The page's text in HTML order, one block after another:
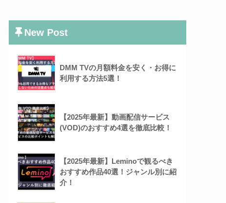
New Post
DMM TVの月額料金を安く・お得に
利用する方法5選！
【2025年最新】動画配信サービス
(VOD)のおすすめ4選を徹底比較！
【2025年最新】Leminoで観るべき
おすすめ作品40選！ジャンル別に紹
介！